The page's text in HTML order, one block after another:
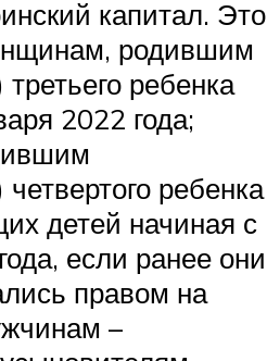
капитал. Это
родившим
ребенка
2022 года;
ребенка
детей начиная с
если ранее они
правом на
–